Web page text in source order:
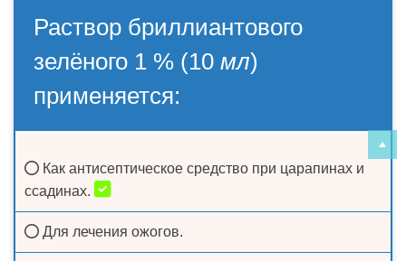
Раствор бриллиантового
зелёного 1 % (10 мл)
применяется:
Как антисептическое средство при царапинах и
ссадинах.
Для лечения ожогов.